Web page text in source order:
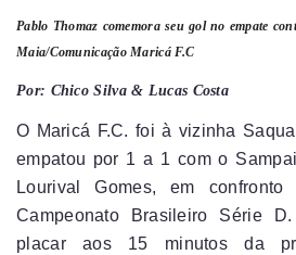
Pablo Thomaz comemora seu gol no empate
Maia/Comunicação Maricá F.C
Por: Chico Silva & Lucas Costa
O Maricá F.C. foi à vizinha
empatou por 1 a 1 com o
Lourival Gomes, em
Campeonato Brasileiro Série
placar aos 15 minutos da